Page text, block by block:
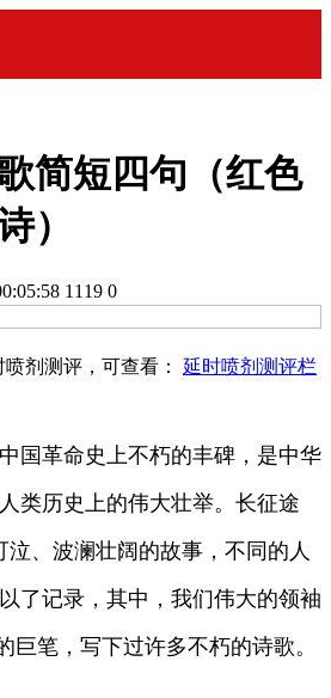
简短四句（红色
）
1119 0
剂测评，可查看： 延时喷剂测评栏
国革命史上不朽的丰碑，是中华
类历史上的伟大壮举。长征途
、波澜壮阔的故事，不同的人
了记录，其中，我们伟大的领袖
笔，写下过许多不朽的诗歌。